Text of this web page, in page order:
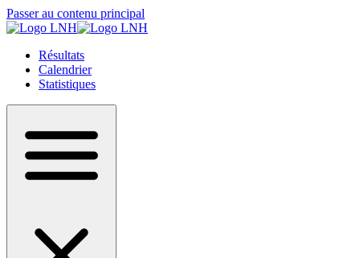
Passer au contenu principal
Résultats
Calendrier
Statistiques